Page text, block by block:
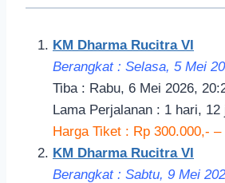
KM Dharma Rucitra VI
Berangkat : Selasa, 5 Mei
Tiba : Rabu, 6 Mei 2026,
Lama Perjalanan : 1 hari,
Harga Tiket : Rp 300.000,- –
KM Dharma Rucitra VI
Berangkat : Sabtu, 9 Mei